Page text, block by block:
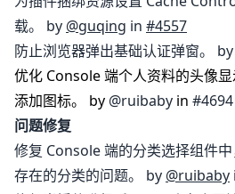
载。 by @guqing in #4557
防止浏览器弹出基础认证弹窗。 by
优化 Console 端个人资料的头像
添加图标。 by @ruibaby in #4694
问题修复
修复 Console 端的分类选择组件
存在的分类的问题。 by @ruibaby